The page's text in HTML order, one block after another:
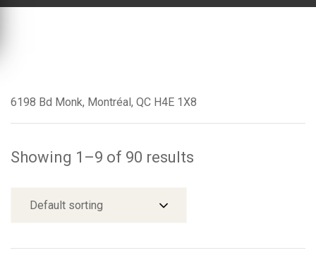
6198 Bd Monk, Montréal, QC H4E 1X8
Showing 1–9 of 90 results
Default sorting